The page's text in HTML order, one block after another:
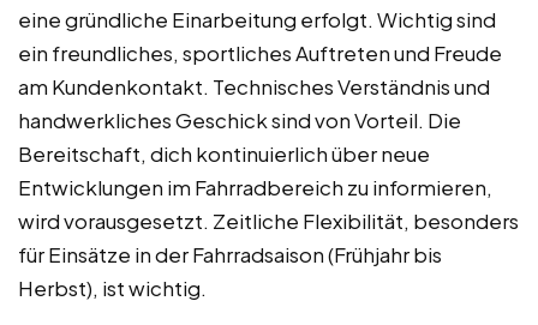
eine gründliche Einarbeitung erfolgt. Wichtig sind
ein freundliches, sportliches Auftreten und Freude
am Kundenkontakt. Technisches Verständnis und
handwerkliches Geschick sind von Vorteil. Die
Bereitschaft, dich kontinuierlich über neue
Entwicklungen im Fahrradbereich zu informieren,
wird vorausgesetzt. Zeitliche Flexibilität, besonders
für Einsätze in der Fahrradsaison (Frühjahr bis
Herbst), ist wichtig.